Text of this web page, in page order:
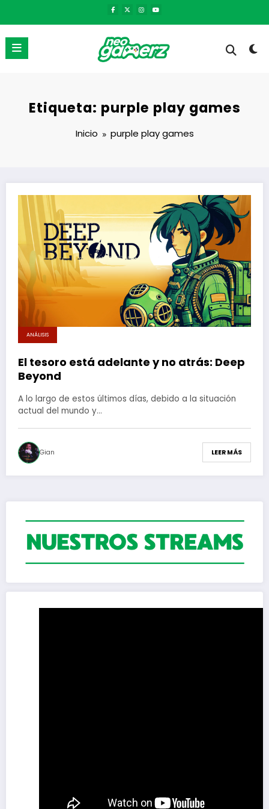
contenido
Etiqueta: purple play games
Inicio purple play games
ANÁLISIS
El tesoro está adelante y no atrás: Deep
Beyond
A lo largo de estos últimos días, debido a la situación
actual del mundo y…
Gian LEER MÁS